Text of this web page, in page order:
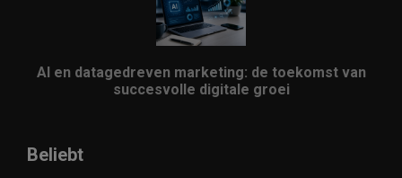
AI en datagedreven marketing: de toekomst van
succesvolle digitale groei
Beliebt